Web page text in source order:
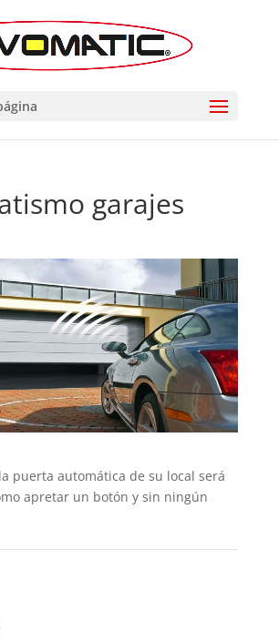
garajes
puerta automática de su local será
apretar un botón y sin ningún